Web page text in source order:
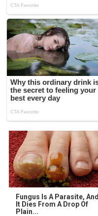
Fungus Is A Parasite, And
It Dies From A Drop Of
Plain...